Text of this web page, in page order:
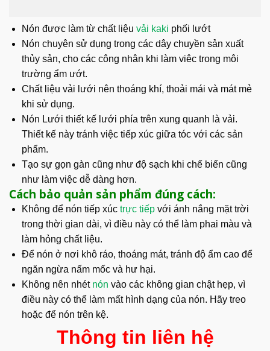
Nón được làm từ chất liệu vải kaki phối lướt
Nón chuyên sử dụng trong các dây chuyền sản xuất
thủy sản, cho các công nhân khi làm viêc trong môi
trường ẩm ướt.
Chất liệu vải lưới nên thoáng khí, thoải mái và mát mẻ
khi sử dụng.
Nón Lưới thiết kế lưới phía trên xung quanh là vải.
Thiết kế này tránh việc tiếp xúc giữa tóc với các sản
phẩm.
Tạo sự gọn gàn cũng như độ sạch khi chế biến cũng
như làm việc dễ dàng hơn.
Cách bảo quản sản phẩm đúng cách:
Không để nón tiếp xúctrực tiếpvới ánh nắng mặt trời
trong thời gian dài, vì điều này có thể làm phai màu và
làm hỏng chất liệu.
Để nón ở nơi khô ráo, thoáng mát, tránh độ ẩm cao để
ngăn ngừa nấm mốc và hư hại.
Không nên nhétnón vào các không gian chật hẹp, vì
điều này có thể làm mất hình dạng của nón. Hãy treo
hoặc để nón trên kệ.
Thông tin liên hệ